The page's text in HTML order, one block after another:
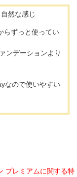
然な感じ
らずっと使ってい
ンデーションより
なので使いやすい
プレミアムに関する特